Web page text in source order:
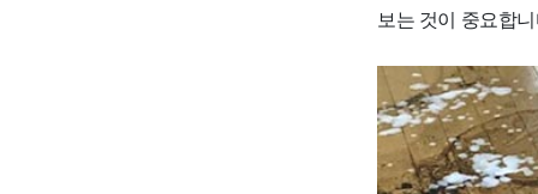
보는 것이 중요합